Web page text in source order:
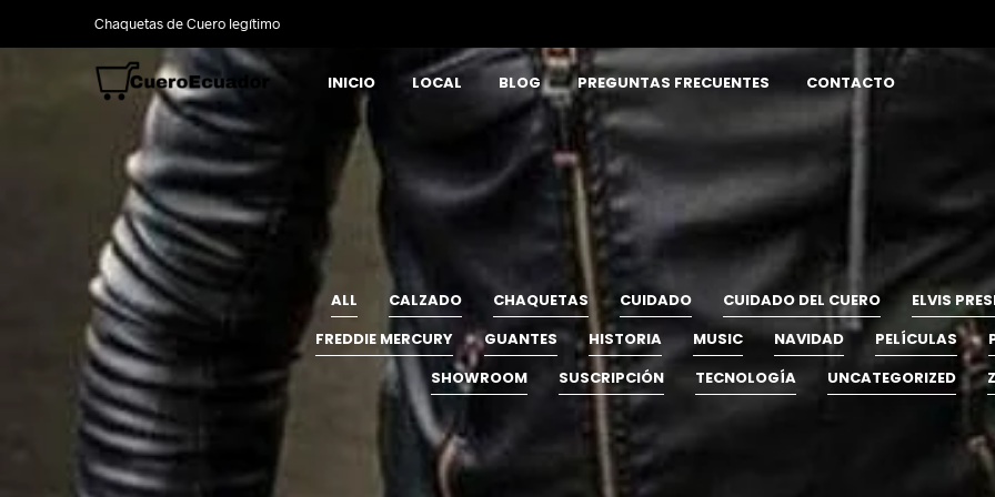
Chaquetas de Cuero legítimo
INICIO LOCAL BLOG PREGUNTAS FRECUENTES CONTACTO
ALL CALZADO CHAQUETAS CUIDADO CUIDADO DEL CUERO ELVIS
FREDDIE MERCURY
GUANTES HISTORIA MUSIC NAVIDAD PELÍCULAS
SHOWROOM
SUSCRIPCIÓN TECNOLOGÍA UNCATEGORIZED